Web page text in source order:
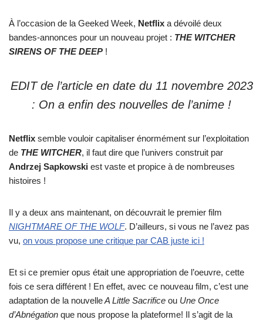
À l’occasion de la Geeked Week, Netflix a dévoilé deux
bandes-annonces pour un nouveau projet : THE WITCHER
SIRENS OF THE DEEP !
EDIT de l’article en date du 11 novembre 2023
: On a enfin des nouvelles de l’anime !
Netflix semble vouloir capitaliser énormément sur l’exploitation
de THE WITCHER, il faut dire que l’univers construit par
Andrzej Sapkowski est vaste et propice à de nombreuses
histoires !
Il y a deux ans maintenant, on découvrait le premier film
NIGHTMARE OF THE WOLF. D’ailleurs, si vous ne l’avez pas
vu, on vous propose une critique par CAB juste ici !
Et si ce premier opus était une appropriation de l’oeuvre, cette
fois ce sera différent ! En effet, avec ce nouveau film, c’est une
adaptation de la nouvelleA Little Sacrifice ou Une Once
d’Abnégation que nous propose la plateforme! Il s’agit de la